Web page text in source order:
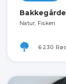
Natur, Fiskeri
6230